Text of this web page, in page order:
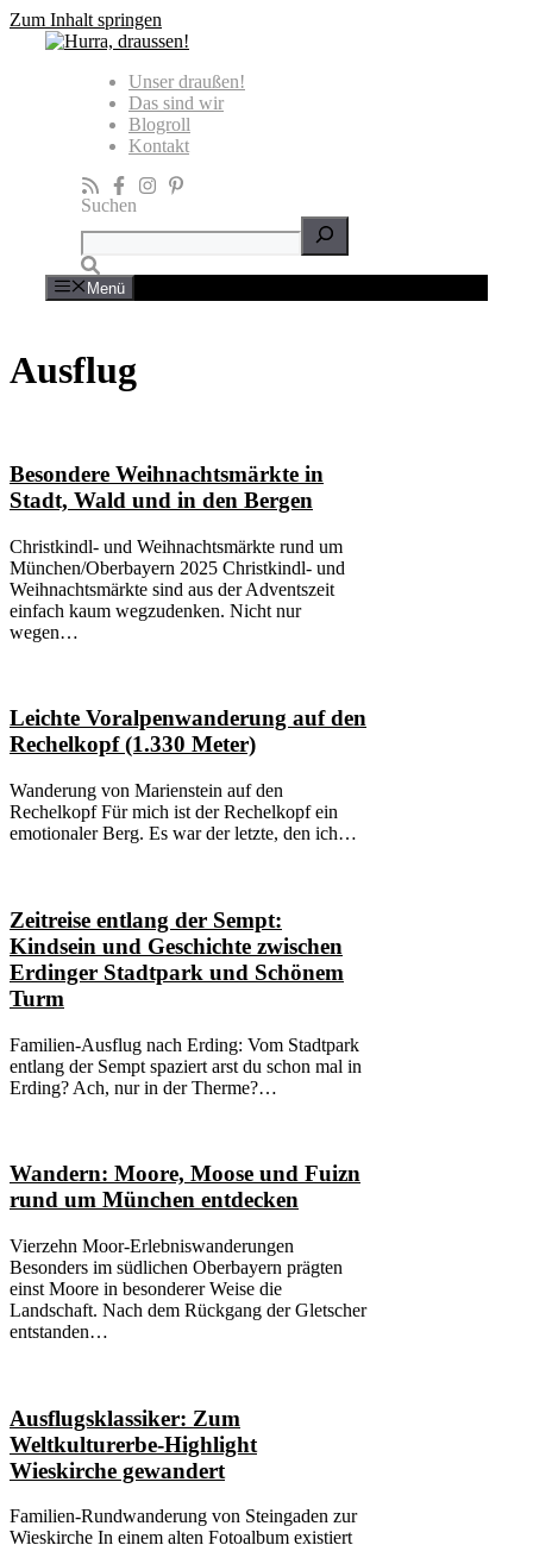
Zum Inhalt springen
Unser draußen!
Das sind wir
Blogroll
Kontakt
Suchen
Menü
Ausflug
Besondere Weihnachtsmärkte in
Stadt, Wald und in den Bergen
Christkindl- und Weihnachtsmärkte rund um
München/Oberbayern 2025 Christkindl- und
Weihnachtsmärkte sind aus der Adventszeit
einfach kaum wegzudenken. Nicht nur
wegen…
Leichte Voralpenwanderung auf den
Rechelkopf (1.330 Meter)
Wanderung von Marienstein auf den
Rechelkopf Für mich ist der Rechelkopf ein
emotionaler Berg. Es war der letzte, den ich…
Zeitreise entlang der Sempt:
Kindsein und Geschichte zwischen
Erdinger Stadtpark und Schönem
Turm
Familien-Ausflug nach Erding: Vom Stadtpark
entlang der Sempt spaziert arst du schon mal in
Erding? Ach, nur in der Therme?…
Wandern: Moore, Moose und Fuizn
rund um München entdecken
Vierzehn Moor-Erlebniswanderungen
Besonders im südlichen Oberbayern prägten
einst Moore in besonderer Weise die
Landschaft. Nach dem Rückgang der Gletscher
entstanden…
Ausflugsklassiker: Zum
Weltkulturerbe-Highlight
Wieskirche gewandert
Familien-Rundwanderung von Steingaden zur
Wieskirche In einem alten Fotoalbum existiert